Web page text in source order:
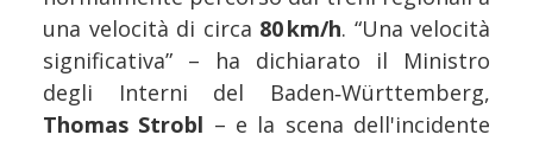
una velocità di circa 80 km/h. “Una velocità
significativa” – ha dichiarato il Ministro
degli Interni del Baden‑Württemberg,
Thomas Strobl – e la scena dell'incidente